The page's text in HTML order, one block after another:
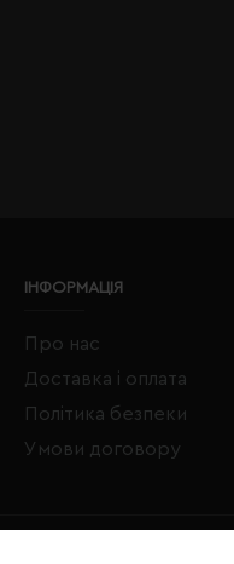
ІНФОРМАЦІЯ
Про нас
Доставка і оплата
Політика безпеки
Умови договору